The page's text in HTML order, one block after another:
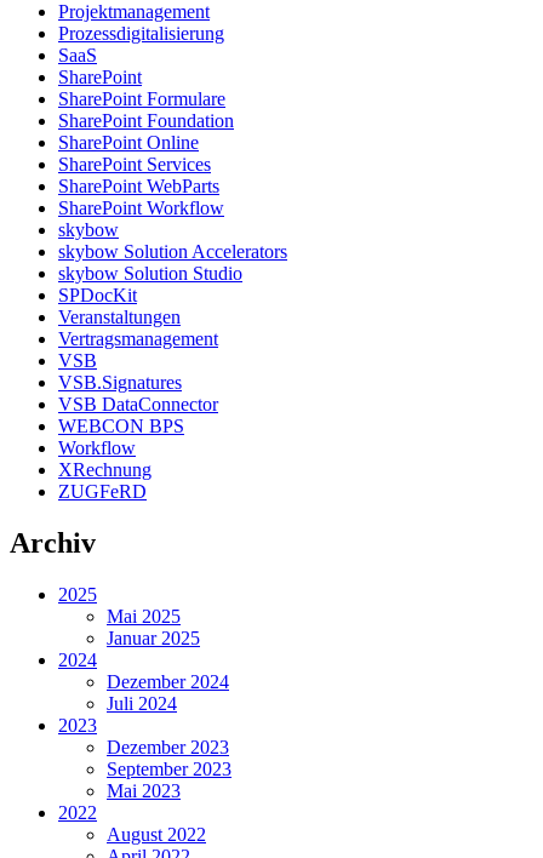
Projektmanagement
Prozessdigitalisierung
SaaS
SharePoint
SharePoint Formulare
SharePoint Foundation
SharePoint Online
SharePoint Services
SharePoint WebParts
SharePoint Workflow
skybow
skybow Solution Accelerators
skybow Solution Studio
SPDocKit
Veranstaltungen
Vertragsmanagement
VSB
VSB.Signatures
VSB DataConnector
WEBCON BPS
Workflow
XRechnung
ZUGFeRD
Archiv
2025
Mai 2025
Januar 2025
2024
Dezember 2024
Juli 2024
2023
Dezember 2023
September 2023
Mai 2023
2022
August 2022